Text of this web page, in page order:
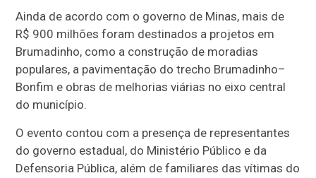
Ainda de acordo com o governo de Minas, mais de
R$ 900 milhões foram destinados a projetos em
Brumadinho, como a construção de moradias
populares, a pavimentação do trecho Brumadinho–
Bonfim e obras de melhorias viárias no eixo central
do município.
O evento contou com a presença de representantes
do governo estadual, do Ministério Público e da
Defensoria Pública, além de familiares das vítimas do